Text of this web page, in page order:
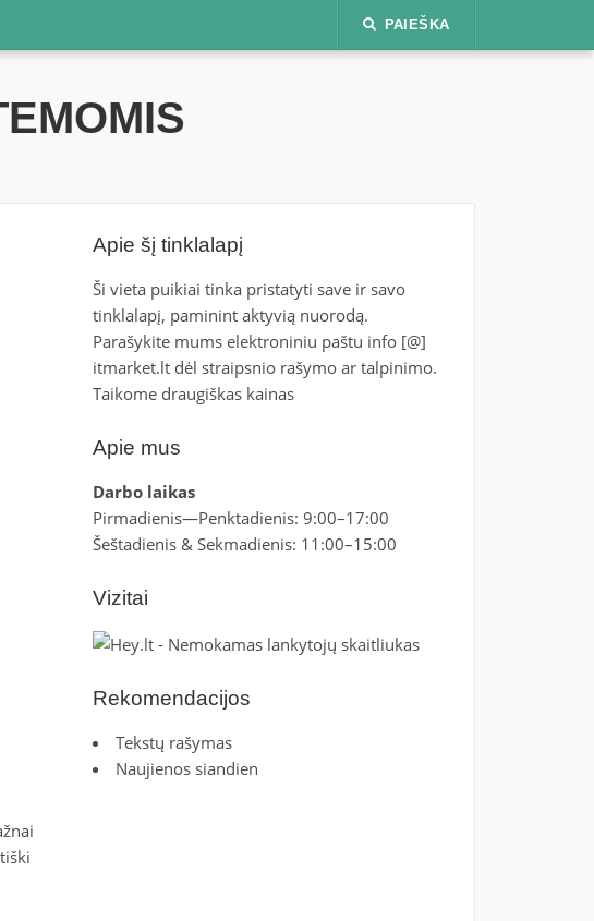
PAIEŠKA
Apie šį tinklalapį
Ši vieta puikiai tinka pristatyti save ir savo
tinklalapį, paminint aktyvią nuorodą.
Parašykite mums elektroniniu paštu info [@]
itmarket.lt dėl straipsnio rašymo ar talpinimo.
Taikome draugiškas kainas
Apie mus
Darbo laikas
Pirmadienis—Penktadienis: 9:00–17:00
Šeštadienis & Sekmadienis: 11:00–15:00
Vizitai
Rekomendacijos
Tekstų rašymas
Naujienos siandien